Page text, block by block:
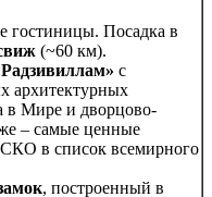
гостиницы. Посадка в
(~60 км).
с
архитектурных
в Мире и дворцово-
– самые ценные
в список всемирного
, построенный в